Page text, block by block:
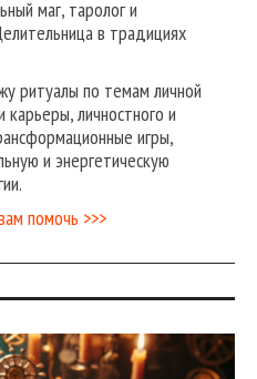
маг, таролог и
в традициях
ритуалы по темам личной
личностного и
игры,
и энергетическую
помочь >>>